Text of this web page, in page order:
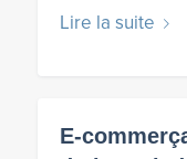
Lire la suite
E-